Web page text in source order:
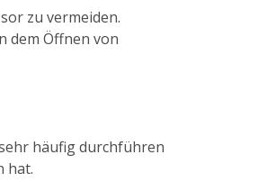
zu vermeiden.
dem Öffnen von
häufig durchführen
hat.